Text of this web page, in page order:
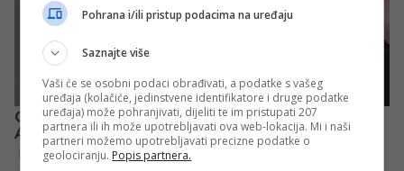
Pohrana i/ili pristup podacima na uređaju
Saznajte više
Vaši će se osobni podaci obrađivati, a podatke s vašeg
uređaja (kolačiće, jedinstvene identifikatore i druge podatke
uređaja) može pohranjivati, dijeliti te im pristupati 207
partnera ili ih može upotrebljavati ova web-lokacija. Mi i naši
partneri možemo upotrebljavati precizne podatke o
geolociranju. Popis partnera.